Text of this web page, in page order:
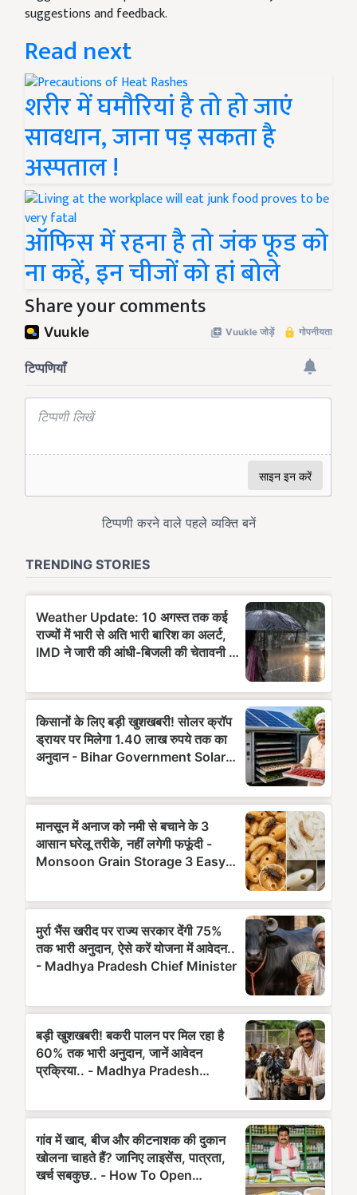
suggestions and feedback.
Read next
शरीर में घमौरियां है तो हो जाएं
सावधान, जाना पड़ सकता है
अस्पताल !
ऑफिस में रहना है तो जंक फूड को
ना कहें, इन चीजों को हां बोले
Share your comments